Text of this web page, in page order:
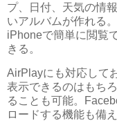
プ、日付、天気の情
いアルバムが作れる
iPhoneで簡単に閲覧
きる。
AirPlayにも対応して
表示できるのはもち
ることも可能。
ロードする機能も備え